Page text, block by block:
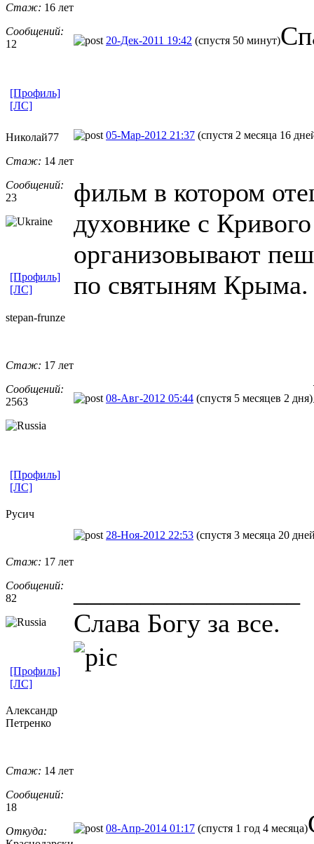
Стаж: 16 лет
Сообщений:
12
20-Дек-2011 19:42 (спустя 50 минут)
[Профиль]
[ЛС]
Николай77
Стаж: 14 лет
Сообщений:
23
05-Мар-2012 21:37 (спустя 2 месяца 16
фильм в котором
духовнике с
организовывают
по святыням Крыма.
[Профиль]
[ЛС]
stepan-frunz​e
Стаж: 17 лет
Сообщений:
2563
08-Авг-2012 05:44 (спустя 5 месяцев 2 дня)
[Профиль]
[ЛС]
Русич
Стаж: 17 лет
Сообщений:
82
28-Ноя-2012 22:53 (спустя 3 месяца 20
Слава Богу за все.
[Профиль]
[ЛС]
Александр
Петренко
Стаж: 14 лет
Сообщений:
18
Откуда:
08-Апр-2014 01:17 (спустя 1 год 4 месяца)